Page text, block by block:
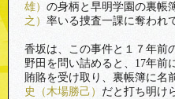
雄）の身柄と早明学園の裏帳
之）率いる捜査一課に奪われ
香坂は、この事件と１７年前
野田を問い詰めると、17年前
賄賂を受け取り、裏帳簿に名
史（木場勝己） だと打ち明け